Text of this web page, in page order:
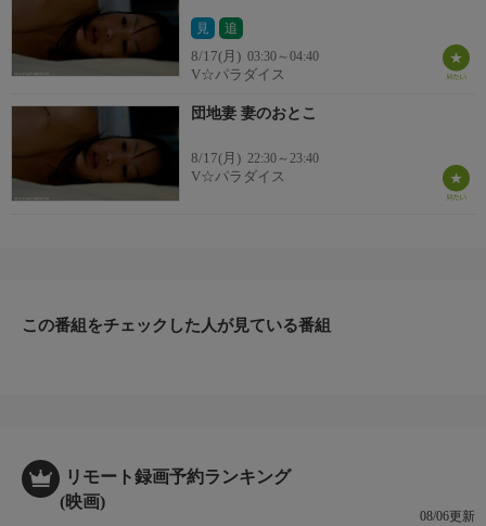
見 追
8/17(月) 03:30～04:40
V☆パラダイス
団地妻 妻のおとこ
8/17(月) 22:30～23:40
V☆パラダイス
この番組をチェックした人が見ている番組
リモート録画予約ランキング
(映画)
08/06更新